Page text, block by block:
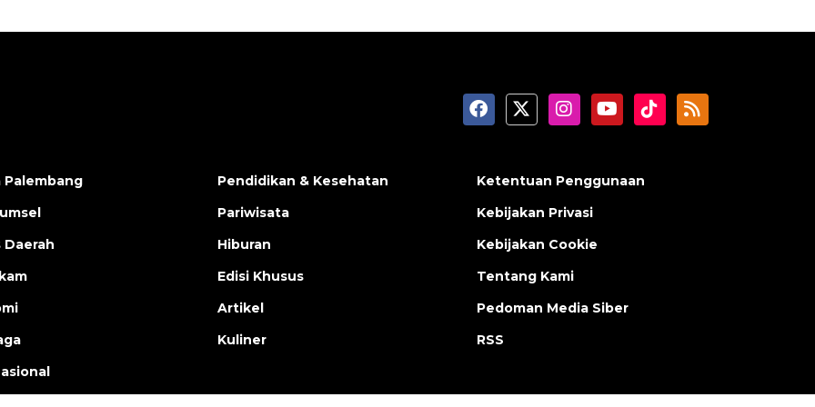
Pendidikan & Kesehatan
Pariwisata
Hiburan
Edisi Khusus
Artikel
Kuliner
Ketentuan Penggunaan
Kebijakan Privasi
Kebijakan Cookie
Tentang Kami
Pedoman Media Siber
RSS